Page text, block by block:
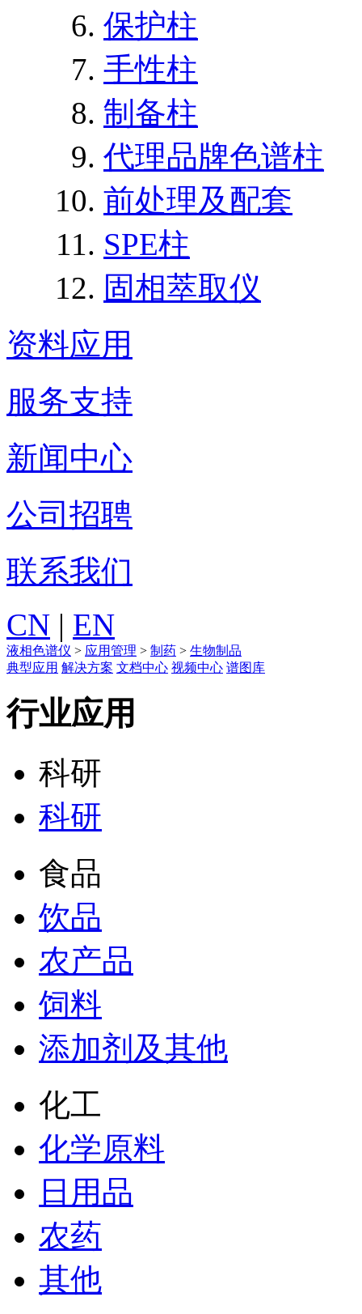
保护柱
手性柱
制备柱
代理品牌色谱柱
前处理及配套
SPE柱
固相萃取仪
资料应用
服务支持
新闻中心
公司招聘
联系我们
CN | EN
液相色谱仪 > 应用管理 > 制药 > 生物制品
典型应用 解决方案 文档中心 视频中心 谱图库
行业应用
科研
科研
食品
饮品
农产品
饲料
添加剂及其他
化工
化学原料
日用品
农药
其他